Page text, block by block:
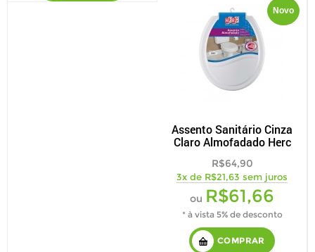
Novo
Assento Sanitário Cinza
Claro Almofadado Herc
R$64,90
3x de R$21,63 sem juros
ou R$61,66
* à vista 5% de desconto
COMPRAR